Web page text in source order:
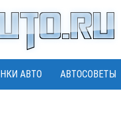
АВТО АВТОСОВЕТЫ